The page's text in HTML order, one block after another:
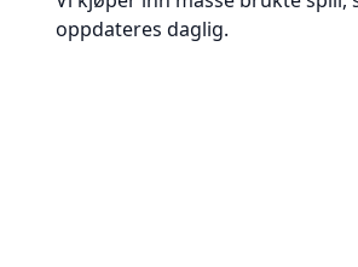
oppdateres daglig.